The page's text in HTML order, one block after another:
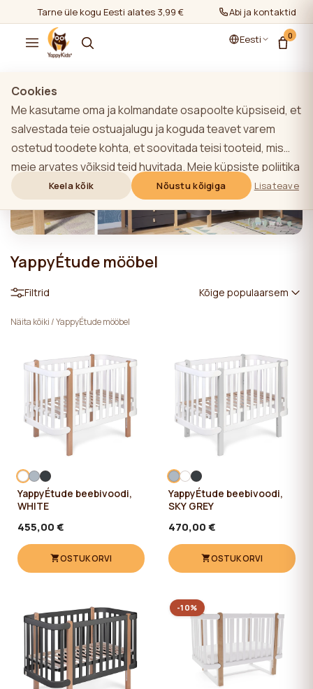
Tarne üle kogu Eesti alates 3,99 € Abi ja kontaktid
Eesti 0
YappyÉtude mööbel
Filtrid Kõige populaarsem
Näita kõiki/YappyÉtude mööbel
YappyÉtude beebivoodi,
WHITE
455,00 €
OSTUKORVI
YappyÉtude beebivoodi,
SKY GREY
470,00 €
OSTUKORVI
-10%
Cookies
Me kasutame oma ja kolmandate osapoolte küpsiseid, et
salvestada teie ostuajalugu ja koguda teavet varem
ostetud toodete kohta, et soovitada teisi tooteid, mis
meie arvates võiksid teid huvitada. Meie küpsiste poliitika
kohta lisateabe saamiseks klõpsake nupule "Lisateave".
Võite nõustuda kõigi küpsiste kasutamisega, klõpsates
nupule "Nõustu kõigiga" või lükata need tagasi,
klõpsab nupule "Keela kõik", salvestatakse veebisaidil
kasutamiseks ei ole vaja kasutaja nõusolekut.
Keela kõik Nõustu kõigiga Lisateave